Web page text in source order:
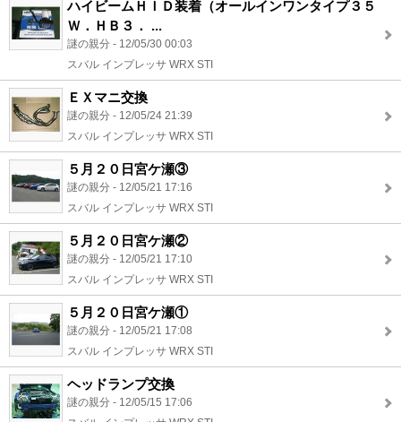
ハイビームＨＩＤ装着（オールインワンタイプ３５
Ｗ．ＨＢ３． ...
謎の親分 - 12/05/30 00:03
スバル インプレッサ WRX STI
ＥＸマニ交換
謎の親分 - 12/05/24 21:39
スバル インプレッサ WRX STI
５月２０日宮ケ瀬③
謎の親分 - 12/05/21 17:16
スバル インプレッサ WRX STI
５月２０日宮ケ瀬②
謎の親分 - 12/05/21 17:10
スバル インプレッサ WRX STI
５月２０日宮ケ瀬①
謎の親分 - 12/05/21 17:08
スバル インプレッサ WRX STI
ヘッドランプ交換
謎の親分 - 12/05/15 17:06